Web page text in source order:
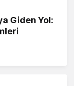
Giden Yol: